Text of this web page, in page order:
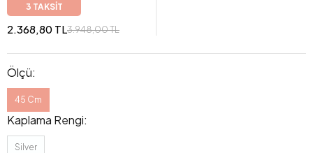
3 TAKSİT
2.368,80 TL3.948,00 TL
Ölçü:
45 Cm
Kaplama Rengi:
Silver